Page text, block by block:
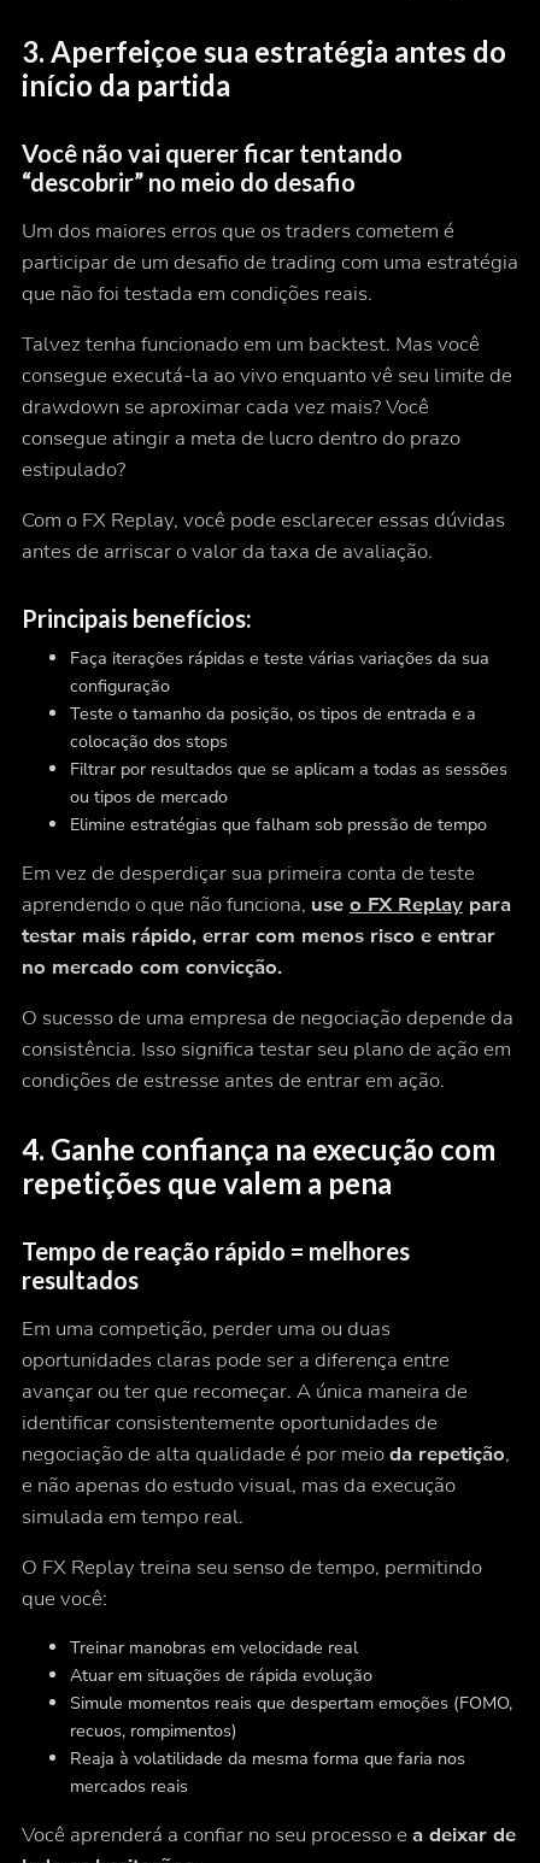
3. Aperfeiçoe sua estratégia antes do
início da partida
Você não vai querer ficar tentando
“descobrir” no meio do desafio
Um dos maiores erros que os traders cometem é
participar de um desafio de trading com uma estratégia
que não foi testada em condições reais.
Talvez tenha funcionado em um backtest. Mas você
consegue executá-la ao vivoenquanto vê seu limite de
drawdown se aproximar cada vez mais? Você
consegue atingir a meta de lucro dentro do prazo
estipulado?
Com o FX Replay, você pode esclarecer essas dúvidas
antes de arriscar o valor da taxa de avaliação.
Principais benefícios:
Faça iterações rápidas e teste várias variações da sua
configuração
Teste o tamanho da posição, os tipos de entrada e a
colocação dos stops
Filtrar por resultados que se aplicam a todas as sessões
ou tipos de mercado
Elimine estratégias que falham sob pressão de tempo
Em vez de desperdiçar sua primeira conta de teste
aprendendo o que não funciona, use o FX Replaypara
testar mais rápido, errar com menos risco e entrar
no mercado com convicção.
O sucesso de uma empresa de negociação depende da
consistência. Isso significa testar seu plano de ação em
condições de estresse antes de entrar em ação.
4. Ganhe confiança na execução com
repetições que valem a pena
Tempo de reação rápido = melhores
resultados
Em uma competição, perder uma ou duas
oportunidades claras pode ser a diferença entre
avançar ou ter que recomeçar. A única maneira de
identificar consistentemente oportunidades de
negociação de alta qualidade é por meioda repetição,
e não apenas do estudo visual, mas da execução
simulada em tempo real.
O FX Replay treina seu senso de tempo, permitindo
que você:
Treinar manobras em velocidade real
Atuar em situações de rápida evolução
Simule momentos reais que despertam emoções (FOMO,
recuos, rompimentos)
Reaja à volatilidade da mesma forma que faria nos
mercados reais
Você aprenderá a confiar no seu processo e a deixar de